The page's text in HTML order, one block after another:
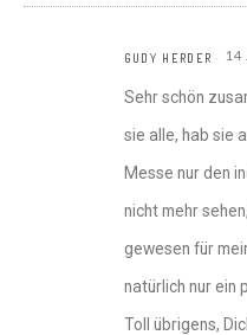
GUDY HERDER 14
Sehr schön
sie alle, hab sie
Messe nur den
nicht mehr
gewesen für
natürlich nur ein
Toll übrigens,